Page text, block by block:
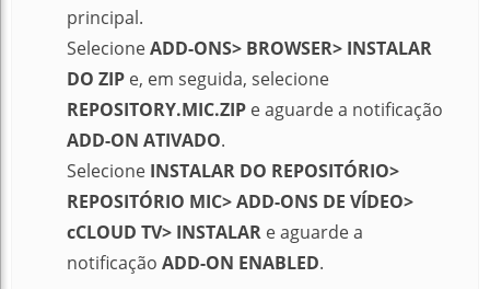
principal.
SelecioneADD-ONS> BROWSER> INSTALAR
DO ZIP e, em seguida, selecione
REPOSITORY.MIC.ZIP e aguarde a notificação
ADD-ON ATIVADO.
Selecione INSTALAR DO REPOSITÓRIO>
REPOSITÓRIO MIC> ADD-ONS DE VÍDEO>
cCLOUD TV> INSTALAR e aguarde a
notificação ADD-ON ENABLED.